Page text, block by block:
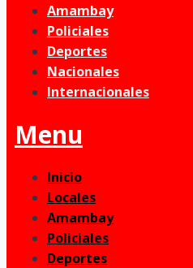
Amambay
Policiales
Deportes
Nacionales
Internacionales
Menu
Inicio
Locales
Amambay
Policiales
Deportes